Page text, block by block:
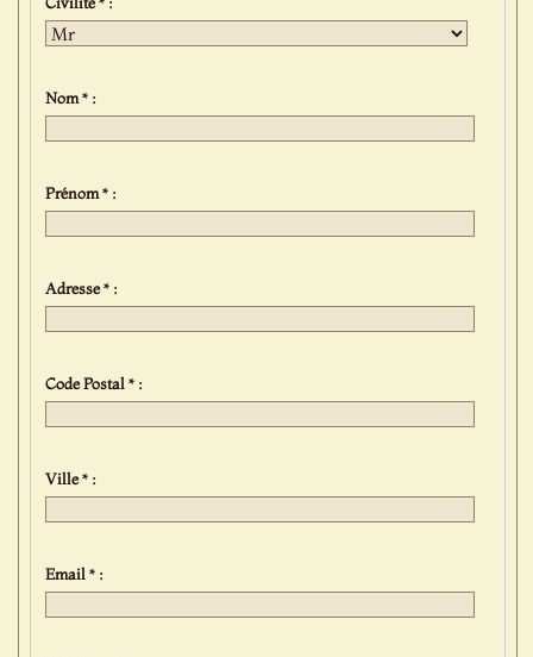
Nom * :
Prénom * :
Adresse * :
Code Postal * :
Ville * :
Email * :